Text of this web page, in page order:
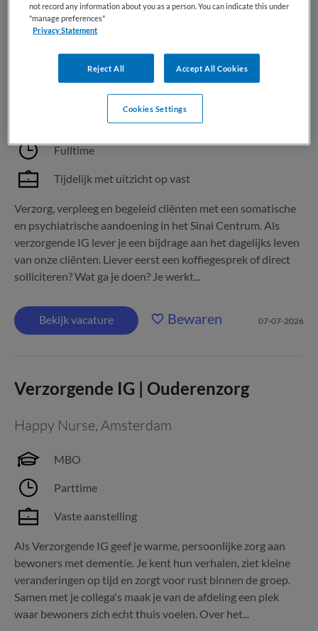
Verzorgende IG Langdurige zorg
Sinai Centrum,Amsterdam
Fulltime
Tijdelijk met uitzicht op vast
Verzorg, verpleeg en begeleid cliënten met een somatische
en psychiatrische aandoening in het Sinai Centrum. Als
verzorgende IG lever je een bijdrage aan het dagelijks leven
van onze cliënten. Liever eerst een koffiegesprek of direct
solliciteren? Wat ga je doen? Je werkt...
Bekijk vacature Bewaren 07-07-2026
Verzorgende IG | Ouderenzorg
Happy Nurse, Amsterdam
MBO
Parttime
Vaste aanstelling
Als Verzorgende IG geef je warme, persoonlijke zorg aan
bewoners met dementie. Je kent hun verhalen, ziet kleine
veranderingen op tijd en zorgt voor rust binnen de groep.
Samen met je collega's maak je van de afdeling een plek
waar bewoners zich echt thuis voelen. Over het...
not record any information about you as a person. You can indicate this under
"manage preferences"
Privacy Statement
Reject All Accept All Cookies
Cookies Settings